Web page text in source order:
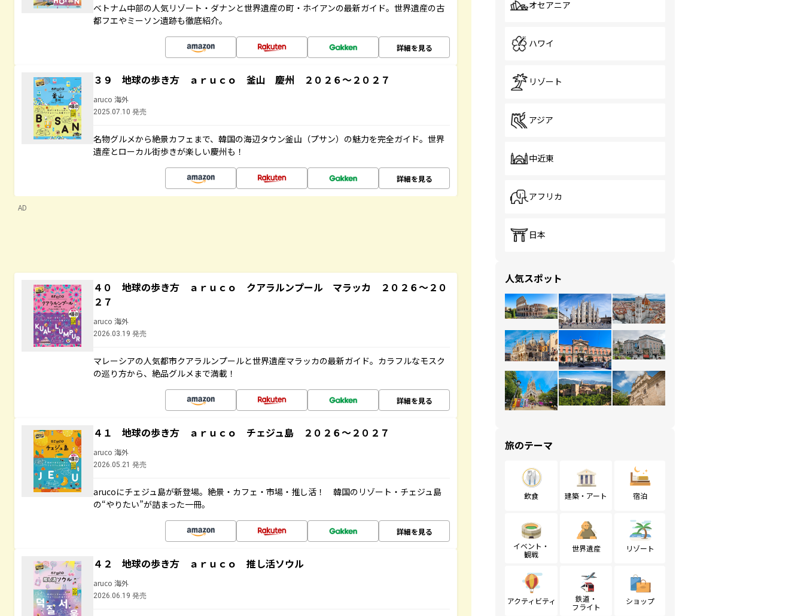
ベトナム中部の人気リゾート・ダナンと世界遺産の町・ホイアンの最新ガイド。世界遺産の古
都フエやミーソン遺跡も徹底紹介。
詳細を見る
３９ 地球の歩き方 ａｒｕｃｏ 釜山 慶州 ２０２６～２０２７
aruco 海外
2025.07.10 発売
名物グルメから絶景カフェまで、韓国の海辺タウン釜山（プサン）の魅力を完全ガイド。世界
遺産とローカル街歩きが楽しい慶州も！
詳細を見る
AD
４０ 地球の歩き方 ａｒｕｃｏ クアラルンプール マラッカ ２０２６～２０
２７
aruco 海外
2026.03.19 発売
マレーシアの人気都市クアラルンプールと世界遺産マラッカの最新ガイド。カラフルなモスク
の巡り方から、絶品グルメまで満載！
詳細を見る
４１ 地球の歩き方 ａｒｕｃｏ チェジュ島 ２０２６～２０２７
aruco 海外
2026.05.21 発売
arucoにチェジュ島が新登場。絶景・カフェ・市場・推し活！ 韓国のリゾート・チェジュ島
の“やりたい”が詰まった一冊。
詳細を見る
４２ 地球の歩き方 ａｒｕｃｏ 推し活ソウル
aruco 海外
2026.06.19 発売
オセアニア
ハワイ
リゾート
アジア
中近東
アフリカ
日本
人気スポット
旅のテーマ
飲食 建築・アート 宿泊
イベント・
観戦
世界遺産 リゾート
アクティビティ
鉄道・
フライト
ショップ